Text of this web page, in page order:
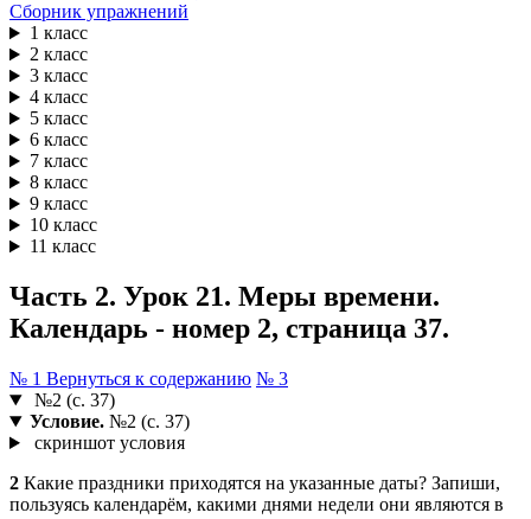
Сборник упражнений
1 класс
2 класс
3 класс
4 класс
5 класс
6 класс
7 класс
8 класс
9 класс
10 класс
11 класс
Часть 2. Урок 21. Меры времени.
Календарь - номер 2, страница 37.
№ 1 Вернуться к содержанию № 3
№2 (с. 37)
Условие.№2 (с. 37)
скриншот условия
2 Какие праздники приходятся на указанные даты? Запиши,
пользуясь календарём, какими днями недели они являются в